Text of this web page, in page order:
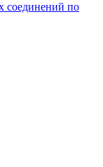
соединений по